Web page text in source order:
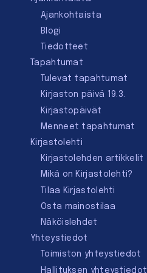
Ajankohtaista
Blogi
Tiedotteet
Tapahtumat
Tulevat tapahtumat
Kirjaston päivä 19.3.
Kirjastopäivät
Menneet tapahtumat
Kirjastolehti
Kirjastolehden artikkelit
Mikä on Kirjastolehti?
Tilaa Kirjastolehti
Osta mainostilaa
Näköislehdet
Yhteystiedot
Toimiston yhteystiedot
Hallituksen yhteystiedot